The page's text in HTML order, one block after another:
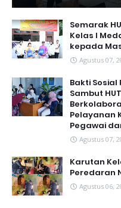
Semarak
Kelas I
kepada
Agustus 07,
Bakti
Sambut
Pelayanan
Pegawai
Agustus 07,
Karutan
Peredaran
Agustus 06,